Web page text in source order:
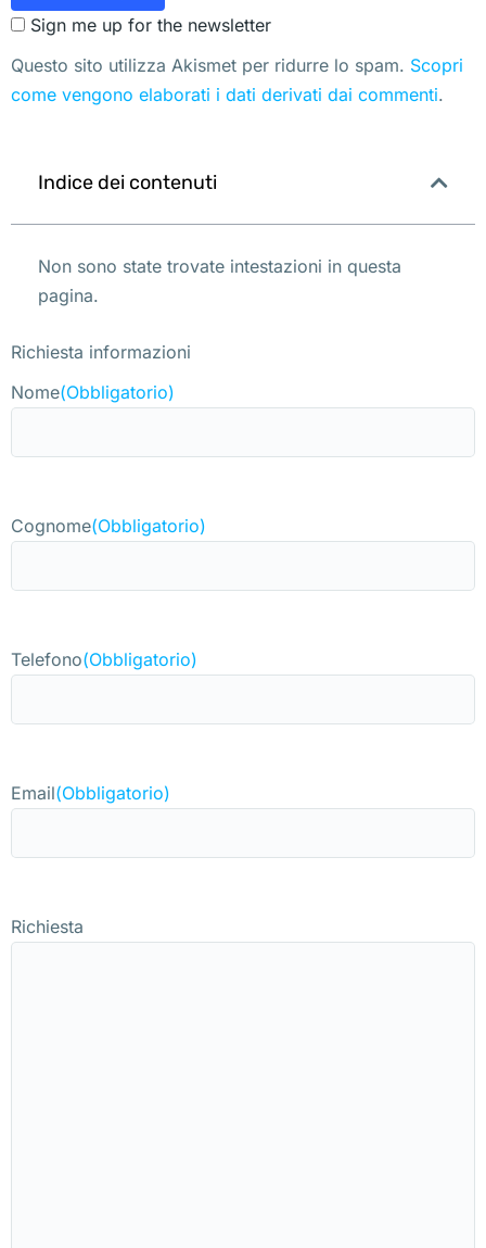
Sign me up for the newsletter
Questo sito utilizza Akismet per ridurre lo spam. Scopri
come vengono elaborati i dati derivati dai commenti.
Indice dei contenuti
Non sono state trovate intestazioni in questa
pagina.
Richiesta informazioni
Nome(Obbligatorio)
Cognome(Obbligatorio)
Telefono(Obbligatorio)
Email(Obbligatorio)
Richiesta